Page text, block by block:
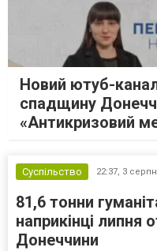
Новий ютуб-
спадщину
«Антикризовий
Суспільство 22:37, 3
81,6 тонни
наприкінці липня
Донеччини